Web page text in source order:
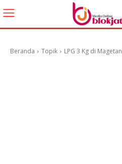
Beranda Topik LPG 3 Kg di Magetan